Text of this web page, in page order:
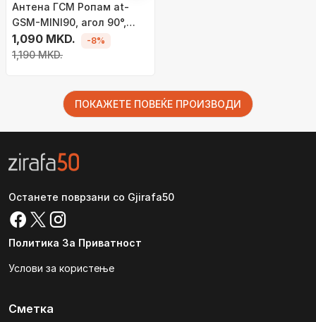
Антена ГСМ Ропам at-
GSM-MINI90, агол 90°,
компактна, црна
1,090 MKD.
1,190 MKD.
-8%
ПОКАЖЕТЕ ПОВЕЌЕ ПРОИЗВОДИ
Останете поврзани со Gjirafa50
Политика За Приватност
Услови за користење
Сметка